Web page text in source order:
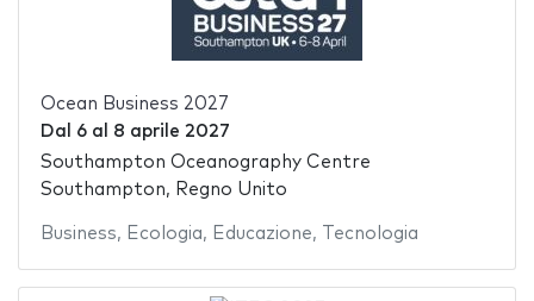
Ocean Business 2027
Dal 6al 8 aprile 2027
Southampton Oceanography Centre
Southampton, Regno Unito
Business, Ecologia, Educazione, Tecnologia